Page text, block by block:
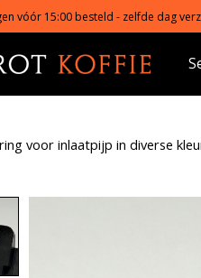
vóór 15:00 besteld - zelfde dag
voor inlaatpijp in diverse